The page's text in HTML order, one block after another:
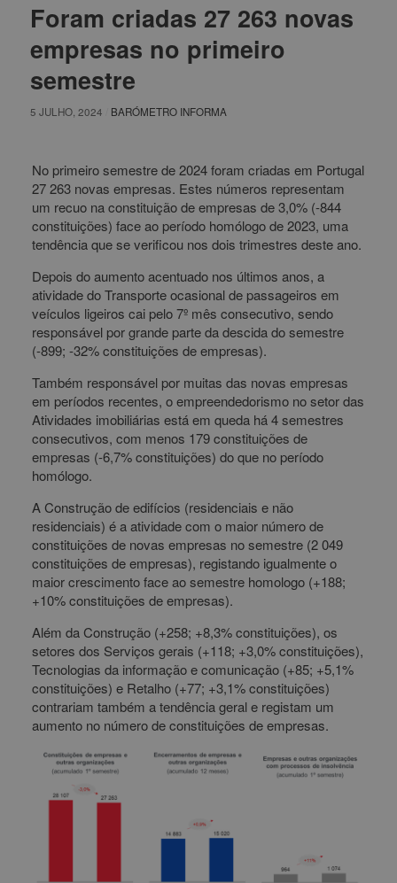
Foram criadas 27 263 novas
empresas no primeiro
semestre
5 JULHO, 2024 BARÓMETRO INFORMA
No primeiro semestre de 2024 foram criadas em Portugal
27 263 novas empresas. Estes números representam
um recuo na constituição de empresas de 3,0% (-844
constituições) face ao período homólogo de 2023, uma
tendência que se verificou nos dois trimestres deste ano.
Depois do aumento acentuado nos últimos anos, a
atividade do Transporte ocasional de passageiros em
veículos ligeiros cai pelo 7º mês consecutivo, sendo
responsável por grande parte da descida do semestre
(-899; -32% constituições de empresas).
Também responsável por muitas das novas empresas
em períodos recentes, o empreendedorismo no setor das
Atividades imobiliárias está em queda há 4 semestres
consecutivos, com menos 179 constituições de
empresas (-6,7% constituições) do que no período
homólogo.
A Construção de edifícios (residenciais e não
residenciais) é a atividade com o maior número de
constituições de novas empresas no semestre (2 049
constituições de empresas), registando igualmente o
maior crescimento face ao semestre homologo (+188;
+10% constituições de empresas).
Além da Construção (+258; +8,3% constituições), os
setores dos Serviços gerais (+118; +3,0% constituições),
Tecnologias da informação e comunicação (+85; +5,1%
constituições) e Retalho (+77; +3,1% constituições)
contrariam também a tendência geral e registam um
aumento no número de constituições de empresas.